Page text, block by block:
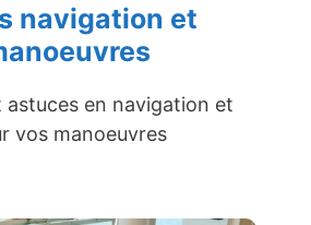
navigation et
astuces en navigation et
vos manoeuvres